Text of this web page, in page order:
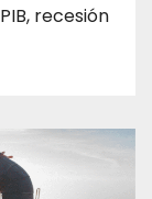
PIB, recesión